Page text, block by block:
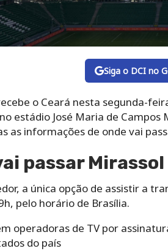
Siga o DCI no
o Ceará nesta segunda-
estádio José Maria de
as informações de onde vai
passar Mirassol
a única opção de assistir a
pelo horário de Brasília.
operadoras de TV por
do país